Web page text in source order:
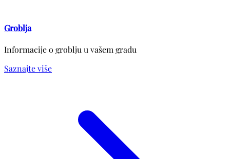
Groblja
Informacije o groblju u vašem gradu
Saznajte više